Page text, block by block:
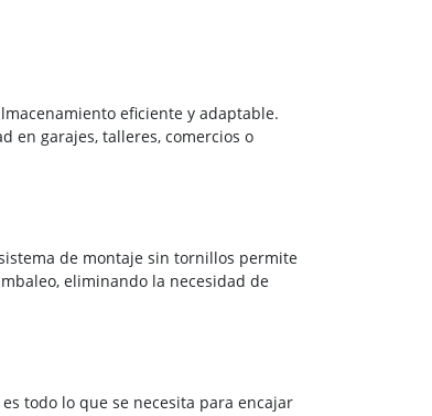
eficiente y adaptable.
en garajes, talleres, comercios o
de montaje sin tornillos permite
eliminando la necesidad de
todo lo que se necesita para encajar